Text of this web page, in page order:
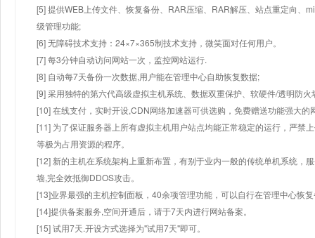
[5] 提供WEB上传文件、恢复备份、RAR压缩、RAR解压、站点重定向、
级管理功能;
[6] 无障碍技术支持：24×7×365制技术支持，微笑面对任何用户。
[7] 每3分钟自动访问网站一次，监控网站运行.
[8] 自动每7天备份一次数据,用户能在管理中心自助恢复数据;
[9] 采用独特的第六代高级虚拟主机系统、数据双重保护、软硬件/透明防火
[10] 在线支付，实时开设,CDN网络加速器可供选购，免费赠送功能强大
[11] 为了保证服务器上所有虚拟主机用户站点均能正常稳定的运行，严禁
等极为占用资源的程序。
[12] 新的主机在系统架构上重新布置，有别于业内一般的传统单机系统，
墙,完全效抵御DDOS攻击。
[13]业界最强的主机控制面板，40余项管理功能，可以自行在管理中心恢
[14]提供备案服务,空间开通后，请于7天内进行网站备案。
[15] 试用7天.开设方式选择为"试用7天"即可。